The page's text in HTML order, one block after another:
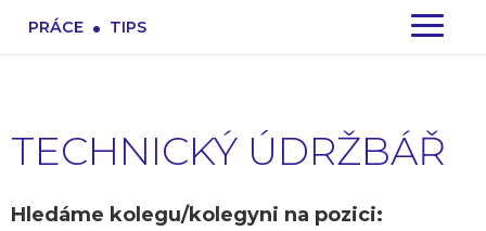
PRÁCE . TIPS
TECHNICKÝ ÚDRŽBÁŘ
Hledáme kolegu/kolegyni na pozici: